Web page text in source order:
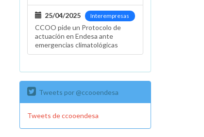
Interempresas
25/04/2025
CCOO pide un Protocolo de
actuación en Endesa ante
emergencias climatológicas
Tweets por @ccooendesa
Tweets de ccooendesa